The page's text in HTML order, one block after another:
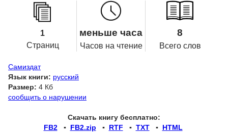
1
Страниц
меньше часа
Часов на чтение
8
Всего слов
Самиздат
Язык книги: русский
Размер: 4 Кб
сообщить о нарушении
Скачать книгу бесплатно:
FB2▪ FB2.zip ▪ RTF ▪ TXT▪ HTML